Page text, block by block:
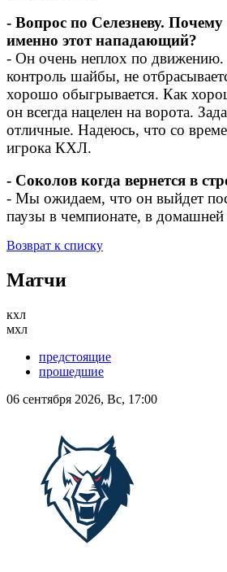
- Вопрос по Селезневу.
именно этот нападающий?
- Он очень неплох по
контроль шайбы, не
хорошо обыгрывается. Как
он всегда нацелен на ворота.
отличные. Надеюсь, что со
игрока КХЛ.
- Соколов когда вернется в
- Мы ожидаем, что он выйдет
паузы в чемпионате, в домашней
Возврат к списку
Матчи
кхл
мхл
предстоящие
прошедшие
06 сентября 2026, Вс, 17:00